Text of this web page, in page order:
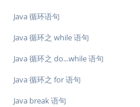
Java 循环语句
Java 循环之 while 语句
Java 循环之 do...while 语句
Java 循环之 for 语句
Java break 语句